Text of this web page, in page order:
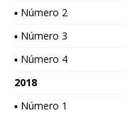
▪ Número 2
▪ Número 3
▪ Número 4
2018
▪ Número 1